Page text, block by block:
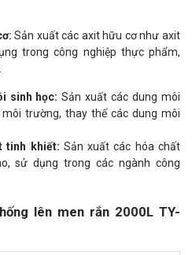
Sản xuất các axit hữu cơ như axit
trong công nghiệp thực phẩm,
sinh học: Sản xuất các dung môi
trường, thay thế các dung môi
tinh khiết: Sản xuất các hóa chất
sử dụng trong các ngành công
lên men rắn 2000L TY-